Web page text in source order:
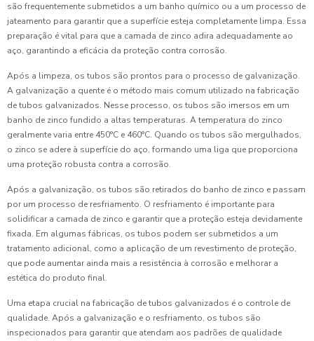
são frequentemente submetidos a um banho químico ou a um processo de
jateamento para garantir que a superfície esteja completamente limpa. Essa
preparação é vital para que a camada de zinco adira adequadamente ao
aço, garantindo a eficácia da proteção contra corrosão.
Após a limpeza, os tubos são prontos para o processo de galvanização.
A galvanização a quente é o método mais comum utilizado na fabricação
de tubos galvanizados. Nesse processo, os tubos são imersos em um
banho de zinco fundido a altas temperaturas. A temperatura do zinco
geralmente varia entre 450°C e 460°C. Quando os tubos são mergulhados,
o zinco se adere à superfície do aço, formando uma liga que proporciona
uma proteção robusta contra a corrosão.
Após a galvanização, os tubos são retirados do banho de zinco e passam
por um processo de resfriamento. O resfriamento é importante para
solidificar a camada de zinco e garantir que a proteção esteja devidamente
fixada. Em algumas fábricas, os tubos podem ser submetidos a um
tratamento adicional, como a aplicação de um revestimento de proteção,
que pode aumentar ainda mais a resistência à corrosão e melhorar a
estética do produto final.
Uma etapa crucial na fabricação de tubos galvanizados é o controle de
qualidade. Após a galvanização e o resfriamento, os tubos são
inspecionados para garantir que atendam aos padrões de qualidade